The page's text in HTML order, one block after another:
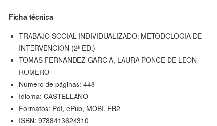
Ficha técnica
TRABAJO SOCIAL INDIVIDUALIZADO: METODOLOGIA DE
INTERVENCION (2ª ED.)
TOMAS FERNANDEZ GARCIA, LAURA PONCE DE LEON
ROMERO
Número de páginas: 448
Idioma: CASTELLANO
Formatos: Pdf, ePub, MOBI, FB2
ISBN: 9788413624310